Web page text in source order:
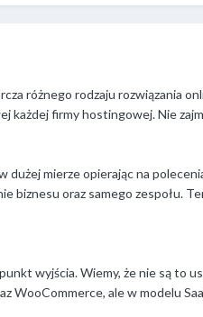
różnego rodzaju rozwiązania
każdej firmy hostingowej. Nie
dużej mierze opierając na
biznesu oraz samego zespołu.
wyjścia. Wiemy, że nie są to
WooCommerce, ale w modelu